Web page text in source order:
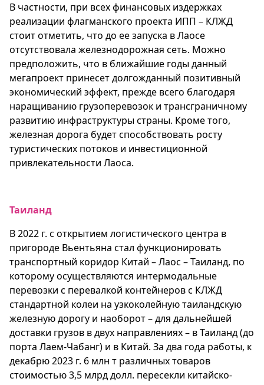
В частности, при всех финансовых издержках
реализации флагманского проекта ИПП – КЛЖД
стоит отметить, что до ее запуска в Лаосе
отсутствовала железнодорожная сеть. Можно
предположить, что в ближайшие годы данный
мегапроект принесет долгожданный позитивный
экономический эффект, прежде всего благодаря
наращиванию грузоперевозок и трансграничному
развитию инфраструктуры страны. Кроме того,
железная дорога будет способствовать росту
туристических потоков и инвестиционной
привлекательности Лаоса.
Таиланд
В 2022 г. с открытием логистического центра в
пригороде Вьентьяна стал функционировать
транспортный коридор Китай – Лаос – Таиланд, по
которому осуществляются интермодальные
перевозки с перевалкой контейнеров с КЛЖД
стандартной колеи на узкоколейную таиландскую
железную дорогу и наоборот – для дальнейшей
доставки грузов в двух направлениях – в Таиланд (до
порта Лаем-Чабанг) и в Китай. За два года работы, к
декабрю 2023 г. 6 млн т различных товаров
стоимостью 3,5 млрд долл. пересекли китайско-